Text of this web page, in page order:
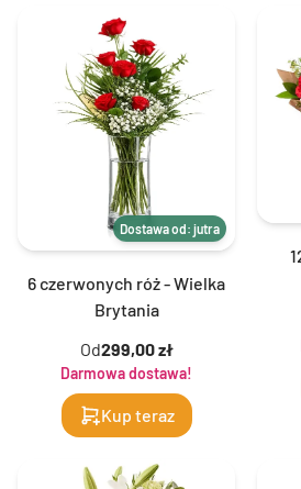
Dostawa od: jutra
6 czerwonych róż - Wielka
Brytania
Od299,00 zł
Darmowa dostawa!
Kup teraz